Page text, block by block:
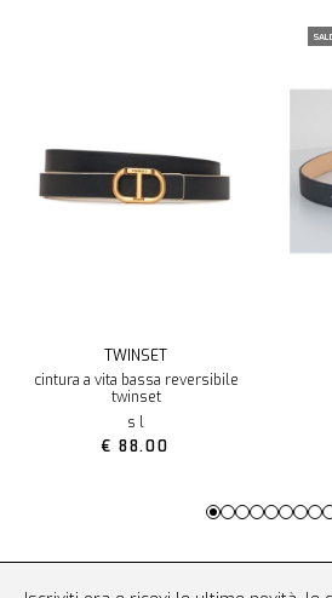
TWINSET
cintura a vita bassa reversibile
twinset
s l
€ 88.00